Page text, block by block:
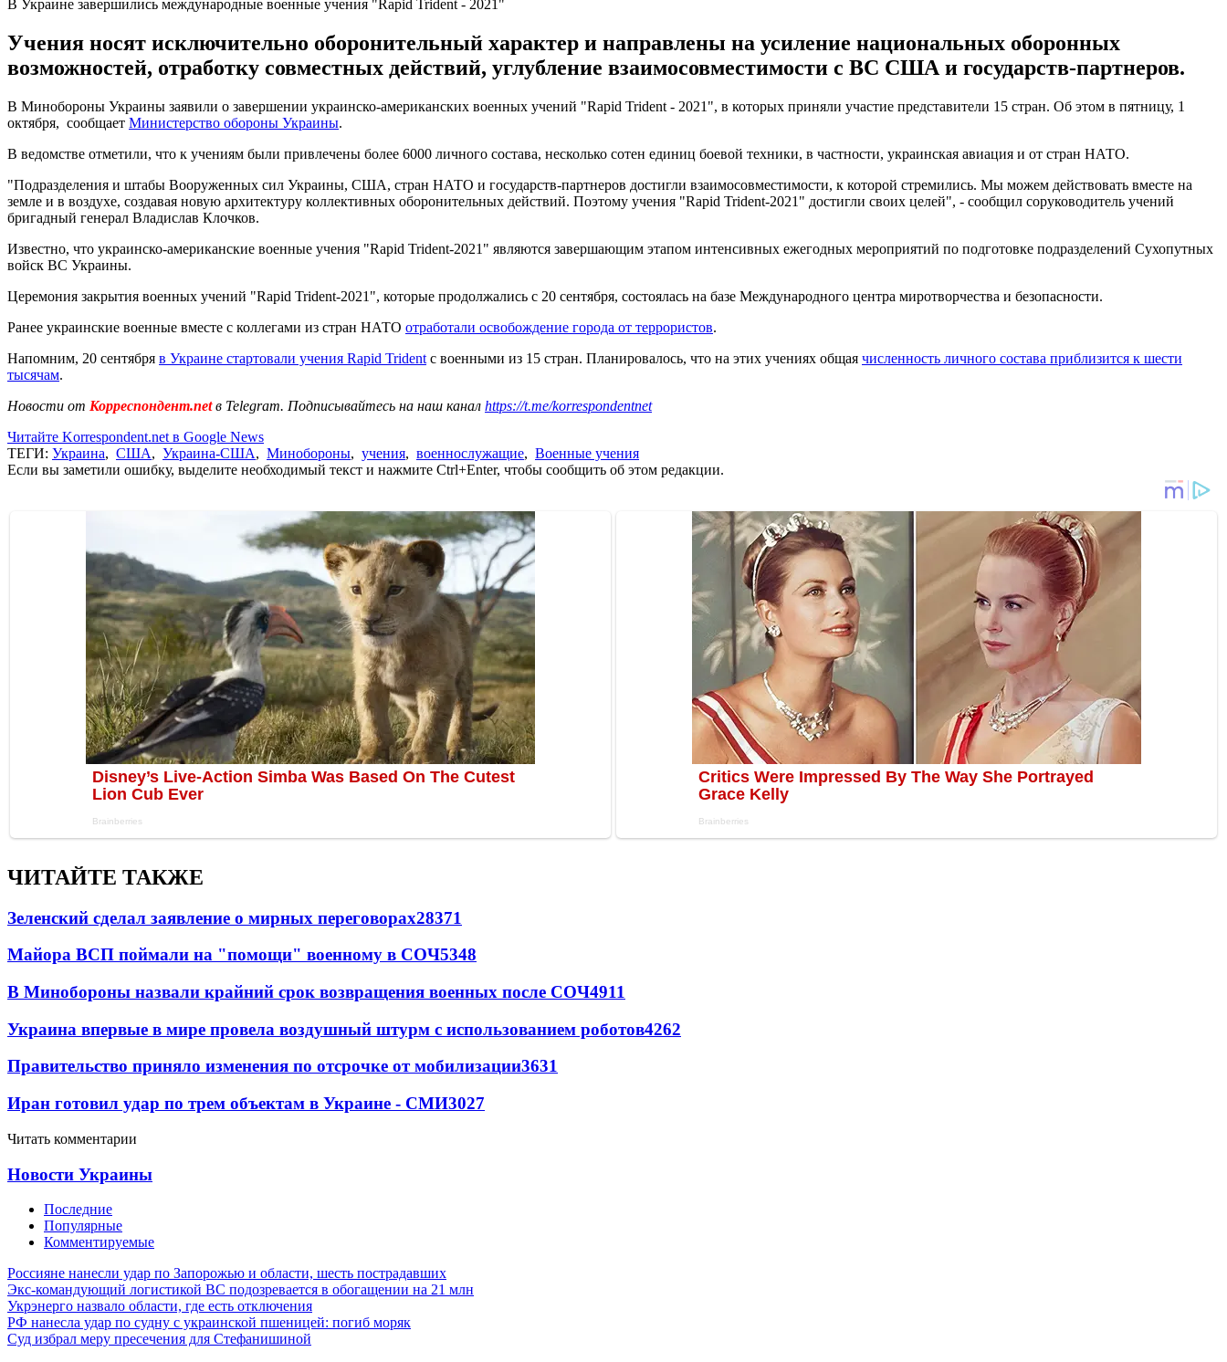
В Украине завершились международные военные учения "Rapid Trident - 2021"
Учения носят исключительно оборонительный характер и направлены на усиление национальных оборонных
возможностей, отработку совместных действий, углубление взаимосовместимости с ВС США и государств-партнеров.
В Минобороны Украины заявили о завершении украинско-американских военных учений "Rapid Trident - 2021", в которых приняли участие представители 15 стран. Об этом в пятницу, 1
октября, сообщает Министерство обороны Украины.
В ведомстве отметили, что к учениям были привлечены более 6000 личного состава, несколько сотен единиц боевой техники, в частности, украинская авиация и от стран НАТО.
"Подразделения и штабы Вооруженных сил Украины, США, стран НАТО и государств-партнеров достигли взаимосовместимости, к которой стремились. Мы можем действовать вместе на
земле и в воздухе, создавая новую архитектуру коллективных оборонительных действий. Поэтому учения "Rapid Trident-2021" достигли своих целей", - сообщил соруководитель учений
бригадный генерал Владислав Клочков.
Известно, что украинско-американские военные учения "Rapid Trident-2021" являются завершающим этапом интенсивных ежегодных мероприятий по подготовке подразделений Сухопутных
войск ВС Украины.
Церемония закрытия военных учений "Rapid Trident-2021", которые продолжались с 20 сентября, состоялась на базе Международного центра миротворчества и безопасности.
Ранее украинские военные вместе с коллегами из стран НАТО отработали освобождение города от террористов.
Напомним, 20 сентября в Украине стартовали учения Rapid Trident с военными из 15 стран. Планировалось, что на этих учениях общая численность личного состава приблизится к шести
тысячам.
Новости от Корреспондент.netв Telegram. Подписывайтесь на наш канал https://t.me/korrespondentnet
Читайте Korrespondent.net в Google News
ТЕГИ: Украина, США, Украина-США, Минобороны, учения, военнослужащие, Военные учения
Если вы заметили ошибку, выделите необходимый текст и нажмите Ctrl+Enter, чтобы сообщить об этом редакции.
ЧИТАЙТЕ ТАКЖЕ
Зеленский сделал заявление о мирных переговорах28371
Майора ВСП поймали на "помощи" военному в СОЧ5348
В Минобороны назвали крайний срок возвращения военных после СОЧ4911
Украина впервые в мире провела воздушный штурм с использованием роботов4262
Правительство приняло изменения по отсрочке от мобилизации3631
Иран готовил удар по трем объектам в Украине - СМИ3027
Читать комментарии
Новости Украины
Последние
Популярные
Комментируемые
Россияне нанесли удар по Запорожью и области, шесть пострадавших
Экс-командующий логистикой ВС подозревается в обогащении на 21 млн
Укрэнерго назвало области, где есть отключения
РФ нанесла удар по судну с украинской пшеницей: погиб моряк
Суд избрал меру пресечения для Стефанишиной